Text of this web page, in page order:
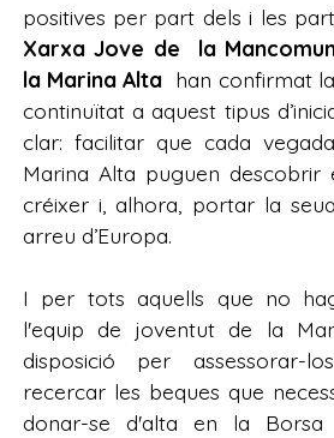
positives per part dels i les
Xarxa Jove de la
la Marina Alta han confirmat
continuïtat a aquest tipus
clar: facilitar que cada
Marina Alta puguen descobrir
créixer i, alhora, portar la
arreu d’Europa.
I per tots aquells que no
l'equip de joventut de la
disposició per assessorar-
recercar les beques que
donar-se d'alta en la Borsa